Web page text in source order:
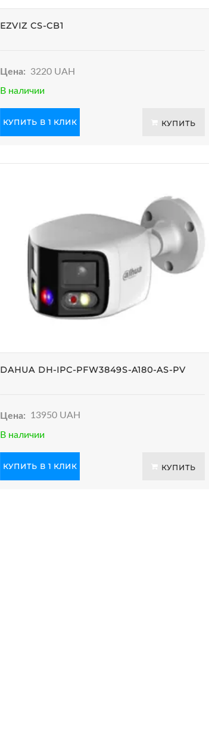
EZVIZ CS-CB1
Цена:
3220 UAH
В наличии
КУПИТЬ В 1 КЛИК КУПИТЬ
DAHUA DH-IPC-PFW3849S-A180-AS-PV
Цена:
13950 UAH
В наличии
КУПИТЬ В 1 КЛИК КУПИТЬ